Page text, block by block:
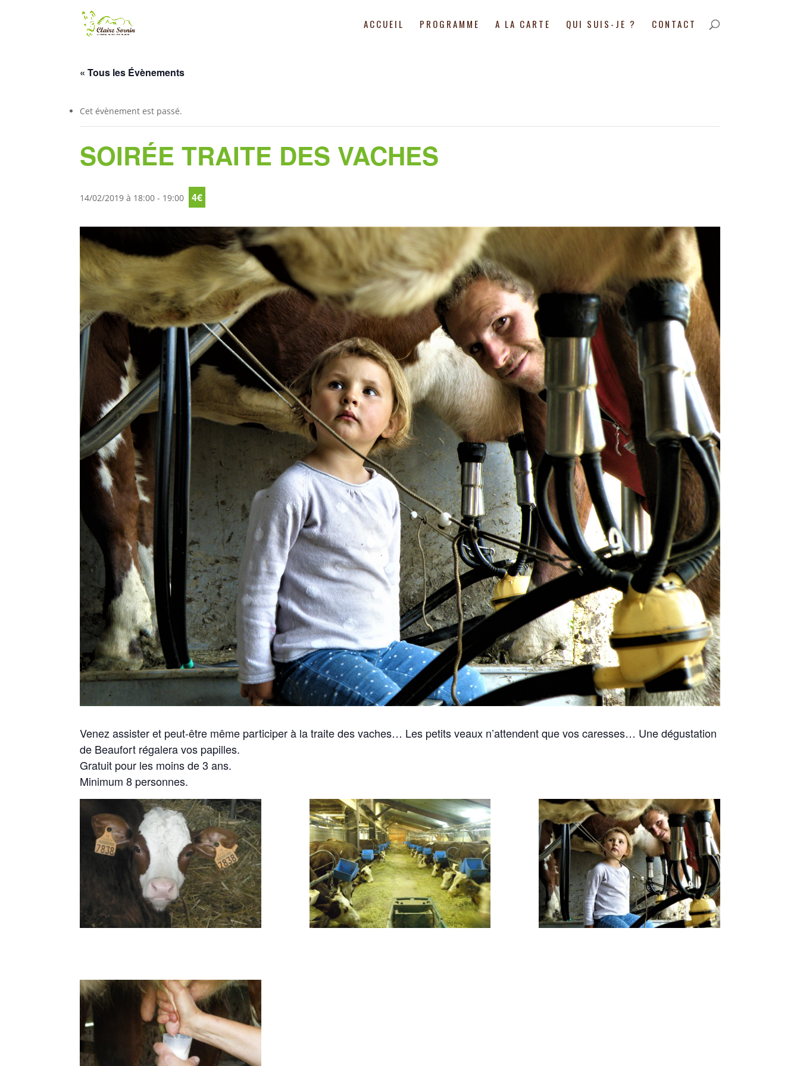
ACCUEIL PROGRAMME A LA CARTE QUI SUIS-JE ? CONTACT
« Tous les Évènements
Cet évènement est passé.
SOIRÉE TRAITE DES VACHES
14/02/2019 à 18:00 - 19:00 4€
Venez assister et peut-être même participer à la traite des vaches… Les petits veaux n’attendent que vos caresses… Une dégustation
de Beaufort régalera vos papilles.
Gratuit pour les moins de 3 ans.
Minimum 8 personnes.